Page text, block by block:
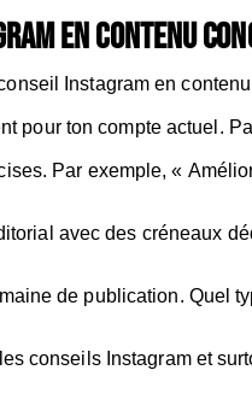
en contenu
Instagram en
pour ton compte actuel.
Par exemple, «
avec des créneaux
de publication. Quel
conseils Instagram et